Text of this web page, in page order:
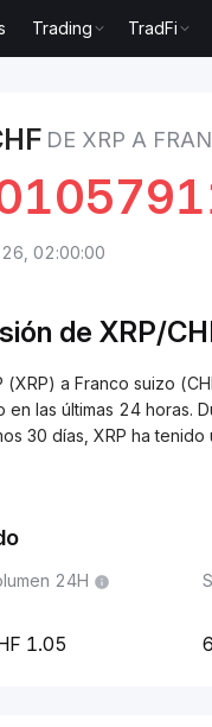
Trading TradFi
DE XRP A
02:00:00
de XRP/
(XRP) a Franco suizo
las últimas 24 horas.
30 días, XRP ha
24H
1.05